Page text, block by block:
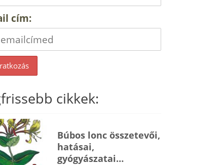
cím:
cikkek:
Búbos lonc összetevői,
hatásai,
gyógyászatai…